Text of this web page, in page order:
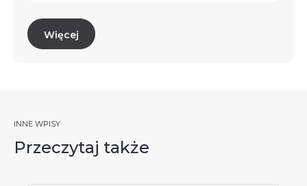
Więcej
INNE WPISY
Przeczytaj także